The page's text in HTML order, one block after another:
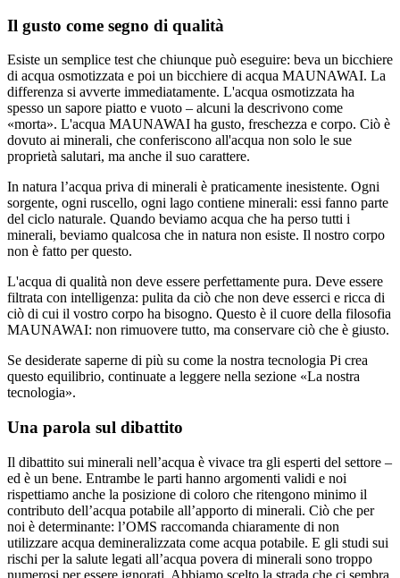
Il gusto come segno di qualità
Esiste un semplice test che chiunque può eseguire: beva un bicchiere
di acqua osmotizzata e poi un bicchiere di acqua MAUNAWAI. La
differenza si avverte immediatamente. L'acqua osmotizzata ha
spesso un sapore piatto e vuoto – alcuni la descrivono come
«morta». L'acqua MAUNAWAI ha gusto, freschezza e corpo. Ciò è
dovuto ai minerali, che conferiscono all'acqua non solo le sue
proprietà salutari, ma anche il suo carattere.
In natura l’acqua priva di minerali è praticamente inesistente. Ogni
sorgente, ogni ruscello, ogni lago contiene minerali: essi fanno parte
del ciclo naturale. Quando beviamo acqua che ha perso tutti i
minerali, beviamo qualcosa che in natura non esiste. Il nostro corpo
non è fatto per questo.
L'acqua di qualità non deve essere perfettamente pura. Deve essere
filtrata con intelligenza: pulita da ciò che non deve esserci e ricca di
ciò di cui il vostro corpo ha bisogno. Questo è il cuore della filosofia
MAUNAWAI: non rimuovere tutto, ma conservare ciò che è giusto.
Se desiderate saperne di più su come la nostra tecnologia Pi crea
questo equilibrio, continuate a leggere nella sezione «La nostra
tecnologia».
Una parola sul dibattito
Il dibattito sui minerali nell’acqua è vivace tra gli esperti del settore –
ed è un bene. Entrambe le parti hanno argomenti validi e noi
rispettiamo anche la posizione di coloro che ritengono minimo il
contributo dell’acqua potabile all’apporto di minerali. Ciò che per
noi è determinante: l’OMS raccomanda chiaramente di non
utilizzare acqua demineralizzata come acqua potabile. E gli studi sui
rischi per la salute legati all’acqua povera di minerali sono troppo
numerosi per essere ignorati. Abbiamo scelto la strada che ci sembra